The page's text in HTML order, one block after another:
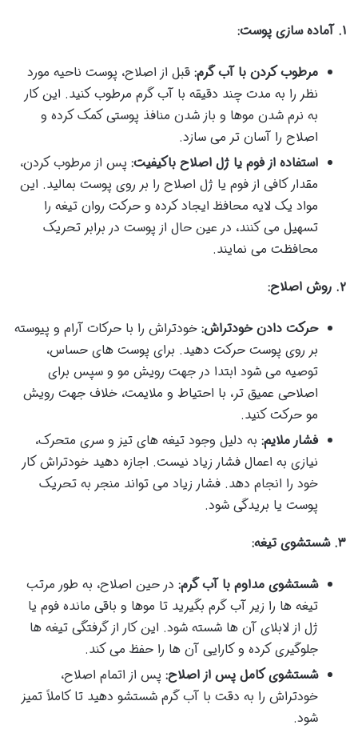
۱. آماده سازی پوست:
مرطوب کردن با آب گرم: قبل از اصلاح، پوست ناحیه مورد
نظر را به مدت چند دقیقه با آب گرم مرطوب کنید. این کار
به نرم شدن موها و باز شدن منافذ پوستی کمک کرده و
اصلاح را آسان تر می سازد.
استفاده از فوم یا ژل اصلاح باکیفیت: پس از مرطوب کردن،
مقدار کافی از فوم یا ژل اصلاح را بر روی پوست بمالید. این
مواد یک لایه محافظ ایجاد کرده و حرکت روان تیغه را
تسهیل می کنند، در عین حال از پوست در برابر تحریک
محافظت می نمایند.
۲. روش اصلاح:
حرکت دادن خودتراش: خودتراش را با حرکات آرام و پیوسته
بر روی پوست حرکت دهید. برای پوست های حساس،
توصیه می شود ابتدا در جهت رویش مو و سپس برای
اصلاحی عمیق تر، با احتیاط و ملایمت، خلاف جهت رویش
مو حرکت کنید.
فشار ملایم: به دلیل وجود تیغه های تیز و سری متحرک،
نیازی به اعمال فشار زیاد نیست. اجازه دهید خودتراش کار
خود را انجام دهد. فشار زیاد می تواند منجر به تحریک
پوست یا بریدگی شود.
۳. شستشوی تیغه:
شستشوی مداوم با آب گرم: در حین اصلاح، به طور مرتب
تیغه ها را زیر آب گرم بگیرید تا موها و باقی مانده فوم یا
ژل از لابلای آن ها شسته شود. این کار از گرفتگی تیغه ها
جلوگیری کرده و کارایی آن ها را حفظ می کند.
شستشوی کامل پس از اصلاح: پس از اتمام اصلاح،
خودتراش را به دقت با آب گرم شستشو دهید تا کاملاً تمیز
شود.